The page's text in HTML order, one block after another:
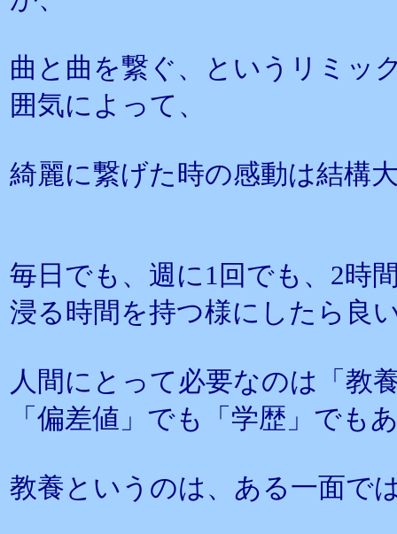
曲と曲を繋ぐ、というリミッ
囲気によって、
綺麗に繋げた時の感動は結構
毎日でも、週に1回でも、2時
浸る時間を持つ様にしたら良
人間にとって必要なのは「教
「偏差値」でも「学歴」でも
教養というのは、ある一面で